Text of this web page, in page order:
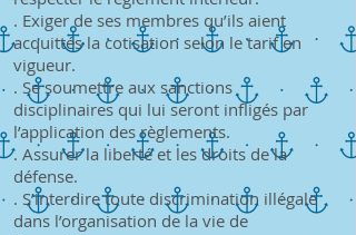
. Exiger de ses membres qu’ils aient
acquittés la cotisation selon le tarif en
vigueur.
. Se soumettre aux sanctions
disciplinaires qui lui seront infligés par
l’application des règlements.
. Assurer la liberté et les droits de la
défense.
. S’interdire toute discrimination illégale
dans l’organisation de la vie de